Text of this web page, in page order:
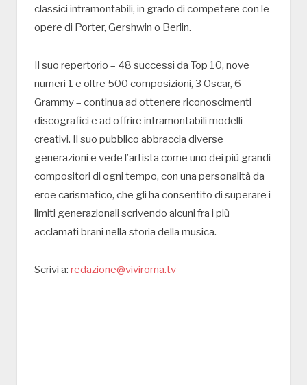
classici intramontabili, in grado di competere con le
opere di Porter, Gershwin o Berlin.
Il suo repertorio – 48 successi da Top 10, nove
numeri 1 e oltre 500 composizioni, 3 Oscar, 6
Grammy – continua ad ottenere riconoscimenti
discografici e ad offrire intramontabili modelli
creativi. Il suo pubblico abbraccia diverse
generazioni e vede l’artista come uno dei più grandi
compositori di ogni tempo, con una personalità da
eroe carismatico, che gli ha consentito di superare i
limiti generazionali scrivendo alcuni fra i più
acclamati brani nella storia della musica.
Scrivi a: redazione@viviroma.tv